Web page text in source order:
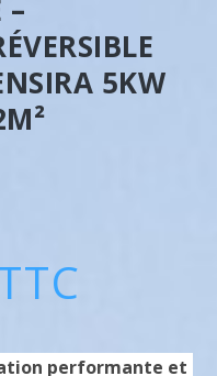
–
5KW
performante et